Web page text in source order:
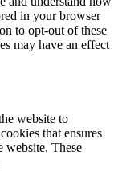
in your browser
to opt-out of these
may have an effect
website to
that ensures
website. These